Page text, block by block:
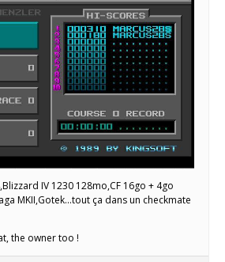
IV 1230 128mo,CF 16go + 4go
MKII,Gotek...tout ça dans un checkmate
the owner too !